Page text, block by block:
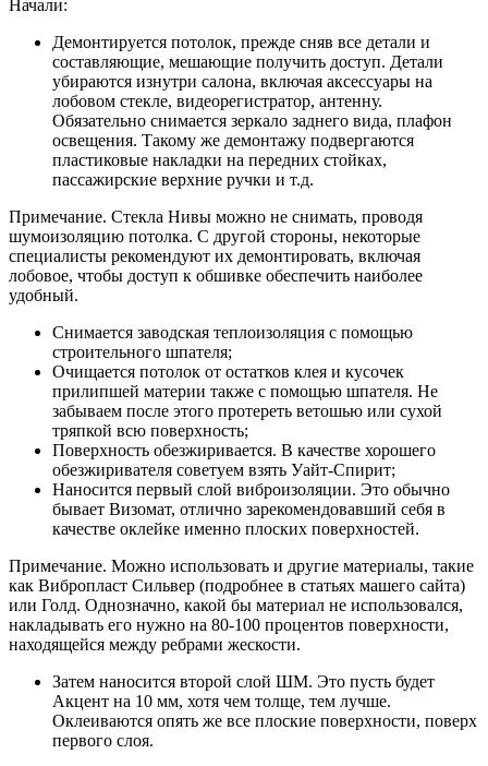
Начали:
Демонтируется потолок, прежде сняв все детали и
составляющие, мешающие получить доступ. Детали
убираются изнутри салона, включая аксессуары на
лобовом стекле, видеорегистратор, антенну.
Обязательно снимается зеркало заднего вида, плафон
освещения. Такому же демонтажу подвергаются
пластиковые накладки на передних стойках,
пассажирские верхние ручки и т.д.
Примечание. Стекла Нивы можно не снимать, проводя
шумоизоляцию потолка. С другой стороны, некоторые
специалисты рекомендуют их демонтировать, включая
лобовое, чтобы доступ к обшивке обеспечить наиболее
удобный.
Снимается заводская теплоизоляция с помощью
строительного шпателя;
Очищается потолок от остатков клея и кусочек
прилипшей материи также с помощью шпателя. Не
забываем после этого протереть ветошью или сухой
тряпкой всю поверхность;
Поверхность обезжиривается. В качестве хорошего
обезжиривателя советуем взять Уайт-Спирит;
Наносится первый слой виброизоляции. Это обычно
бывает Визомат, отлично зарекомендовавший себя в
качестве оклейке именно плоских поверхностей.
Примечание. Можно использовать и другие материалы, такие
как Вибропласт Сильвер (подробнее в статьях машего сайта)
или Голд. Однозначно, какой бы материал не использовался,
накладывать его нужно на 80-100 процентов поверхности,
находящейся между ребрами жескости.
Затем наносится второй слой ШМ. Это пусть будет
Акцент на 10 мм, хотя чем толще, тем лучше.
Оклеиваются опять же все плоские поверхности, поверх
первого слоя.